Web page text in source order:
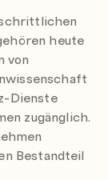
heute
von
Dienste
zugänglich.
Bestandteil